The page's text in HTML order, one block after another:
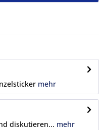
mehr
diskutieren... mehr